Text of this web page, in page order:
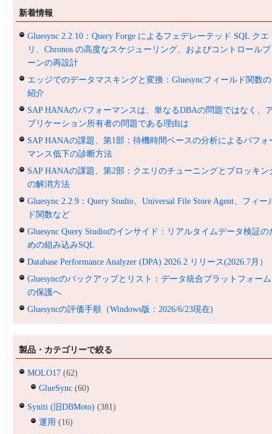
新着情報
Gluesync 2.2.10：Query Forge によるフェデレーテッド SQL クエ
リ、Chronos の高度なスケジューリング、およびコントロール
ーンの再設計
エッジでのデータマスキングと変換：Gluesyncフィールド関数の
紹介
SAP HANAのパフォーマンスは、単なるDBAの問題ではなく、
プリケーション所有者の問題である理由は
SAP HANAの課題、第1部：待機時間ベースの分析によるパフォ
マンス低下の診断方法
SAP HANAの課題、第2部：クエリのチューニングとブロッキン
の解消方法
Gluesync 2.2.9：Query Studio、Universal File Store Agent、フィー
ド関数など
Gluesync Query Studioのインサイド：リアルタイムデータ検証の
めの組み込みSQL
Database Performance Analyzer (DPA) 2026.2 リリース(2026.7月）
Gluesyncのバックアップとリスト：データ統合プラットフォーム
の保護へ
Gluesyncの評価手順（Windows版：2026/6/23現在)
製品・カテゴリーで絞る
MOLO17 (62)
GlueSync (60)
Syniti (旧DBMoto) (381)
運用 (16)